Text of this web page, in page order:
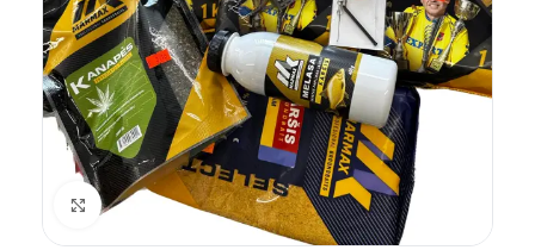
Spustelėkite norėdami padidinti